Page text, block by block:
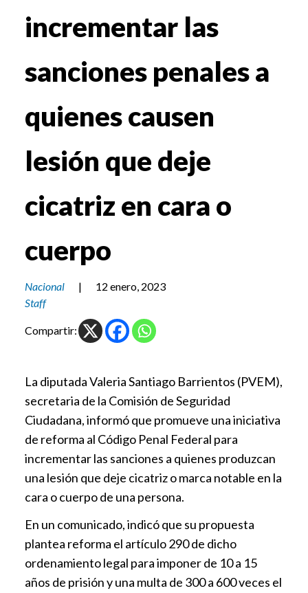
incrementar las
sanciones penales a
quienes causen
lesión que deje
cicatriz en cara o
cuerpo
Nacional |
12 enero, 2023
Staff
Compartir:
La diputada Valeria Santiago Barrientos (PVEM),
secretaria de la Comisión de Seguridad
Ciudadana, informó que promueve una iniciativa
de reforma al Código Penal Federal para
incrementar las sanciones a quienes produzcan
una lesión que deje cicatriz o marca notable en la
cara o cuerpo de una persona.
En un comunicado, indicó que su propuesta
plantea reforma el artículo 290 de dicho
ordenamiento legal para imponer de 10 a 15
años de prisión y una multa de 300 a 600 veces el